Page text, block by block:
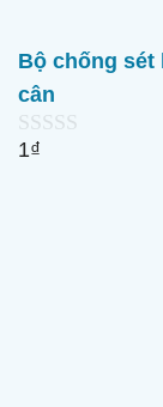
Bộ chống sét
cân
0
1₫